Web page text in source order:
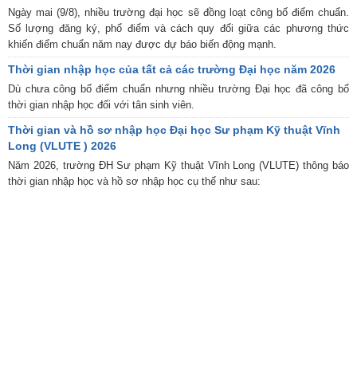
Ngày mai (9/8), nhiều trường đại học sẽ đồng loạt công bố điểm chuẩn.
Số lượng đăng ký, phổ điểm và cách quy đổi giữa các phương thức
khiến điểm chuẩn năm nay được dự báo biến động mạnh.
Thời gian nhập học của tất cả các trường Đại học năm 2026
Dù chưa công bố điểm chuẩn nhưng nhiều trường Đại học đã công bố
thời gian nhập học đối với tân sinh viên.
Thời gian và hồ sơ nhập học Đại học Sư phạm Kỹ thuật Vĩnh
Long (VLUTE ) 2026
Năm 2026, trường ĐH Sư phạm Kỹ thuật Vĩnh Long (VLUTE) thông báo
thời gian nhập học và hồ sơ nhập học cụ thể như sau: